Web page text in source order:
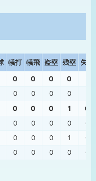
犠打 犠飛 盗塁 残塁 失策
0 0 0 0 1
0 0 0 0 1
0 0 0 1 0
0 0 0 0 0
0 0 0 1 0
0 0 0 0 0